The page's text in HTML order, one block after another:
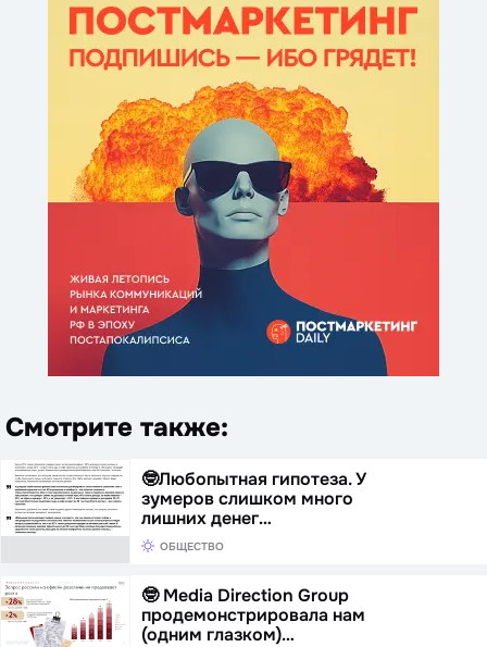
Смотрите также:
🤓Любопытная гипотеза. У
зумеров слишком много
лишних денег…
ОБЩЕСТВО
🤓 Media Direction Group
продемонстрировала нам
(одним глазком)…